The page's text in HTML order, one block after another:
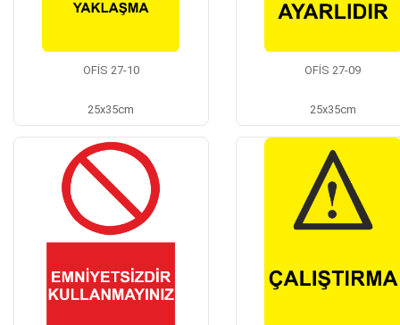
OFİS 27-10
25x35cm
OFİS 27-09
25x35cm